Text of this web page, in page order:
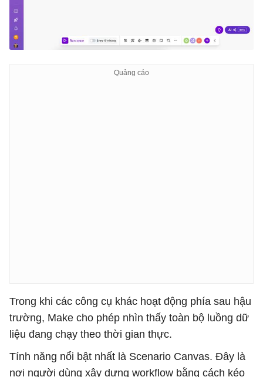
Trong khi các công cụ khác hoạt động phía sau hậu
trường, Make cho phép nhìn thấy toàn bộ luồng dữ
liệu đang chạy theo thời gian thực.
Tính năng nổi bật nhất là Scenario Canvas. Đây là
nơi người dùng xây dựng workflow bằng cách kéo